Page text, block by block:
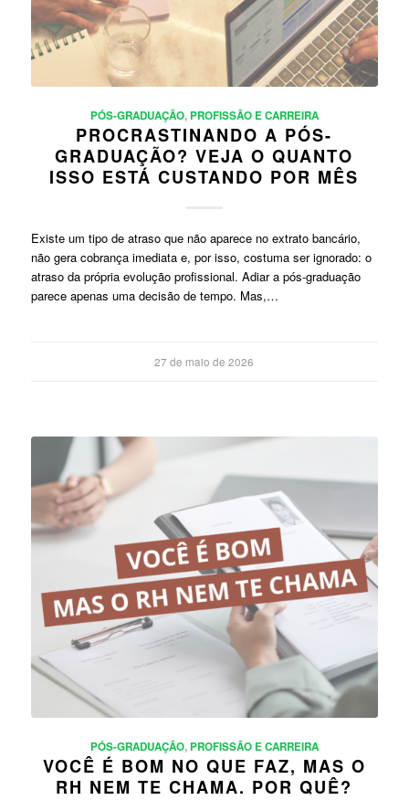
PÓS-GRADUAÇÃO,PROFISSÃO E CARREIRA
PROCRASTINANDO A PÓS-
GRADUAÇÃO? VEJA O QUANTO
ISSO ESTÁ CUSTANDO POR MÊS
Existe um tipo de atraso que não aparece no extrato bancário,
não gera cobrança imediata e, por isso, costuma ser ignorado: o
atraso da própria evolução profissional. Adiar a pós-graduação
parece apenas uma decisão de tempo. Mas,…
27 de maio de 2026
PÓS-GRADUAÇÃO,PROFISSÃO E CARREIRA
VOCÊ É BOM NO QUE FAZ, MAS O
RH NEM TE CHAMA. POR QUÊ?